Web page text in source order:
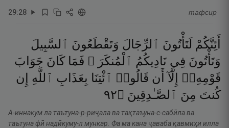
29:28 тафсир
أَئِنَّكُمْ لَتَأْتُونَ ٱلرِّجَالَ وَتَقْطَعُونَ ٱلسَّبِيلَ
وَتَأْتُونَ فِى نَادِيكُمُ ٱلْمُنكَرَ ۖ فَمَا كَانَ جَوَابَ
قَوْمِهِۦٓ
إِلَّآ أَن قَالُوا۟ ٱئْتِنَا بِعَذَابِ ٱللَّهِ
إِن
كُنتَ مِنَ ٱلصَّـٰدِقِينَ ۝٢٩
А-иннакум ла таътуна-р-риҷала ва тақтаъуна-с-сабӣла ва
таътуна фӣ надӣкуму-л мункар. Фа ма кана ҷаваба қавмиҳи илла